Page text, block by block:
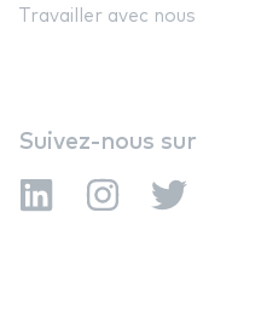
Travailler avec nous
Suivez-nous sur